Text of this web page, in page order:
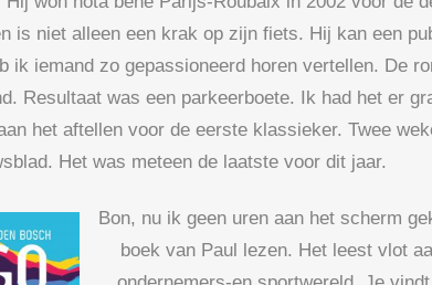
is niet alleen een krak op zijn fiets. Hij kan een
ik iemand zo gepassioneerd horen vertellen. De
Resultaat was een parkeerboete. Ik had het er
het aftellen voor de eerste klassieker. Twee
Het was meteen de laatste voor dit jaar.
Bon, nu ik geen uren aan het scherm
boek van Paul lezen. Het leest vlot